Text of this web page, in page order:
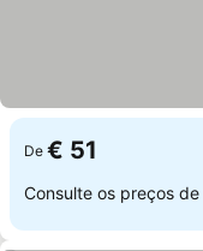
De € 51
Consulte os preços de